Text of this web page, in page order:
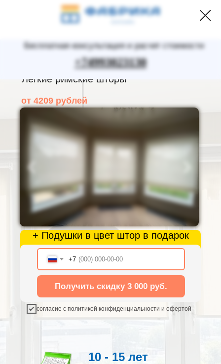
Бесплатная консультация и расчет стоимости
+74993023130
Легкие римские шторы
от 4209 рублей
10 - 15 лет
+ Подушки в цвет штор в подарок
согласие с политикой конфиденциальности и офертой
+7
Получить скидку 3 000 руб.